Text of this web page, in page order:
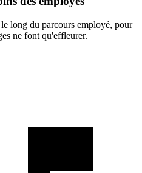
long du parcours employé, pour
ne font qu'effleurer.